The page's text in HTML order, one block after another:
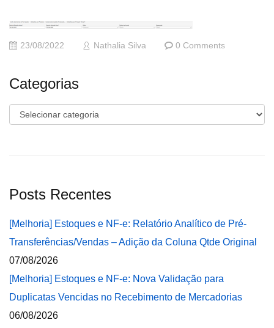
23/08/2022 Nathalia Silva 0 Comments
Categorias
Categorias
Posts Recentes
[Melhoria] Estoques e NF-e: Relatório Analítico de Pré-
Transferências/Vendas – Adição da Coluna Qtde Original
07/08/2026
[Melhoria] Estoques e NF-e: Nova Validação para
Duplicatas Vencidas no Recebimento de Mercadorias
06/08/2026